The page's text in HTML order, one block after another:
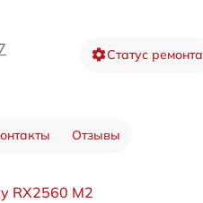
Статус ремонта
Отзывы
RX2560 M2